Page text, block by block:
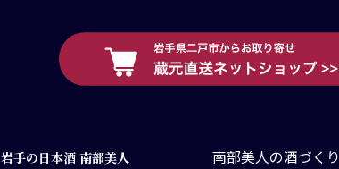
岩手の日本酒 南部美人 南部美人の酒づくり